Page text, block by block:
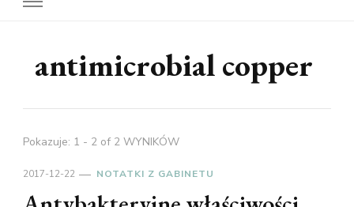
antimicrobial copper
Pokazuje: 1 - 2 of 2 WYNIKÓW
2017-12-22 NOTATKI Z GABINETU